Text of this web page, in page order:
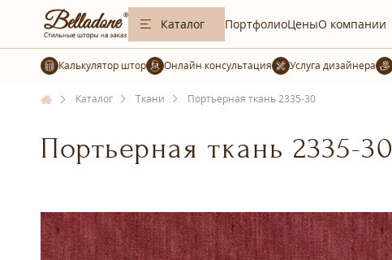
Каталог ПортфолиоЦеныО компании
Калькулятор штор Услуга дизайнера
Каталог Ткани Портьерная ткань 2335-30
Портьерная ткань 2335-30